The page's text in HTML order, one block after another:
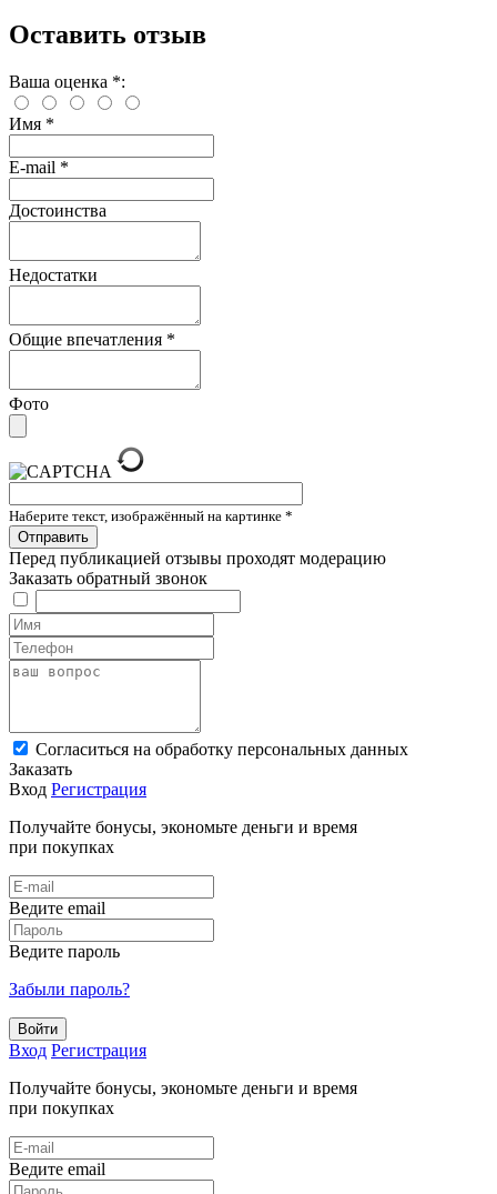
Оставить отзыв
Ваша оценка *:
Имя *
E-mail *
Достоинства
Недостатки
Общие впечатления *
Фото
Наберите текст, изображённый на картинке *
Перед публикацией отзывы проходят модерацию
Заказать обратный звонок
Cогласиться на обработку персональных данных
Заказать
Вход Регистрация
Получайте бонусы, экономьте деньги и время
при покупках
Ведите email
Ведите пароль
Забыли пароль?
Войти
Вход Регистрация
Получайте бонусы, экономьте деньги и время
при покупках
Ведите email